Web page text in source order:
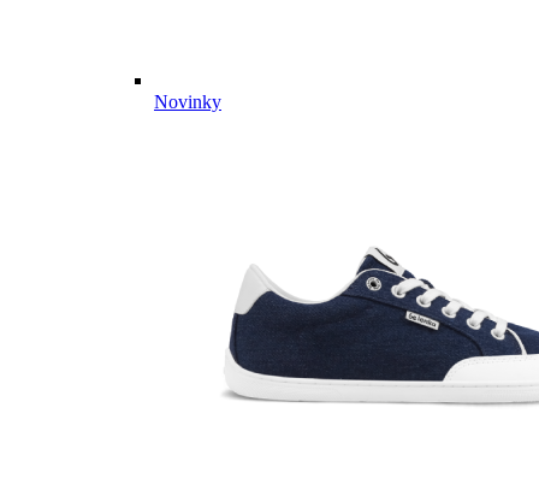
Novinky